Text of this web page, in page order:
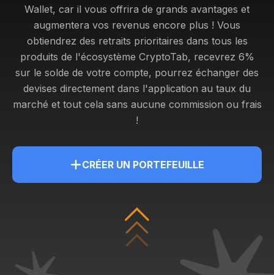
Wallet, car il vous offrira de grands avantages et
augmentera vos revenus encore plus ! Vous
obtiendrez des retraits prioritaires dans tous les
produits de l'écosystème CryptoTab, recevrez 6%
sur le solde de votre compte, pourrez échanger des
devises directement dans l'application au taux du
marché et tout cela sans aucune commission ou frais
!
CRÉER UN PORTEFEUILLE